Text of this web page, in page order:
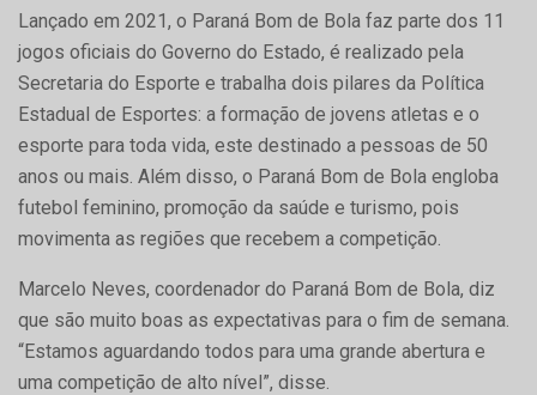
Lançado em 2021, o Paraná Bom de Bola faz parte dos 11
jogos oficiais do Governo do Estado, é realizado pela
Secretaria do Esporte e trabalha dois pilares da Política
Estadual de Esportes: a formação de jovens atletas e o
esporte para toda vida, este destinado a pessoas de 50
anos ou mais. Além disso, o Paraná Bom de Bola engloba
futebol feminino, promoção da saúde e turismo, pois
movimenta as regiões que recebem a competição.
Marcelo Neves, coordenador do Paraná Bom de Bola, diz
que são muito boas as expectativas para o fim de semana.
“Estamos aguardando todos para uma grande abertura e
uma competição de alto nível”, disse.